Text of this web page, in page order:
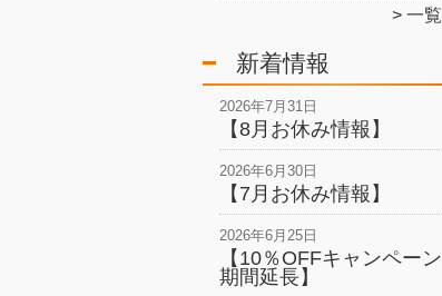
一覧
新着情報
2026年7月31日
【8月お休み情報】
2026年6月30日
【7月お休み情報】
2026年6月25日
【10％OFFキャンペーン
期間延長】